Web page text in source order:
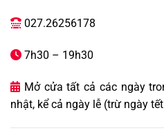
 027.26256178
 7h30 – 19h30
 Mở cửa tất cả các ngày
nhật, kể cả ngày lễ (trừ ngày